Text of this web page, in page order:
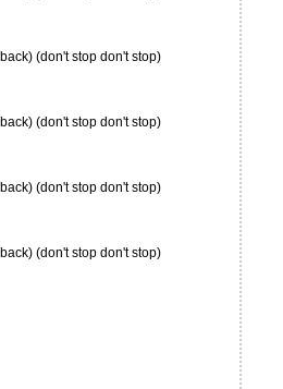
(don't stop don't stop)
(don't stop don't stop)
(don't stop don't stop)
(don't stop don't stop)